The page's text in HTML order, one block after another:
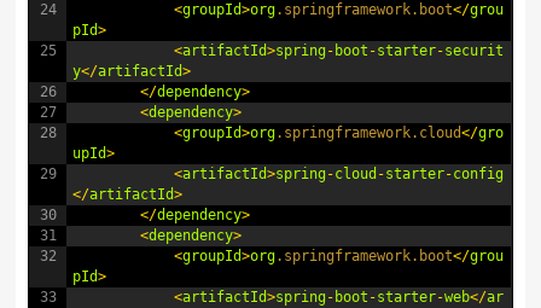
24
25
26
27
28
29
30
31
32
33
<groupId>org.springframework.boot</grou
pId>
<artifactId>spring - boot -starter-securit
y</artifactId>
</dependency>
<dependency>
<groupId>org.springframework.cloud</gro
upId>
<artifactId>spring -cloud -starter-config
</artifactId>
</dependency>
<dependency>
<groupId>org.springframework.boot</grou
pId>
<artifactId>spring - boot -starter-web</ar